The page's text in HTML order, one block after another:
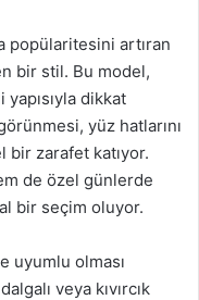
popülaritesini artıran
bir stil. Bu model,
dikkat
yüz hatlarını
zarafet katıyor.
de özel günlerde
bir seçim oluyor.
uyumlu olması
veya kıvırcık